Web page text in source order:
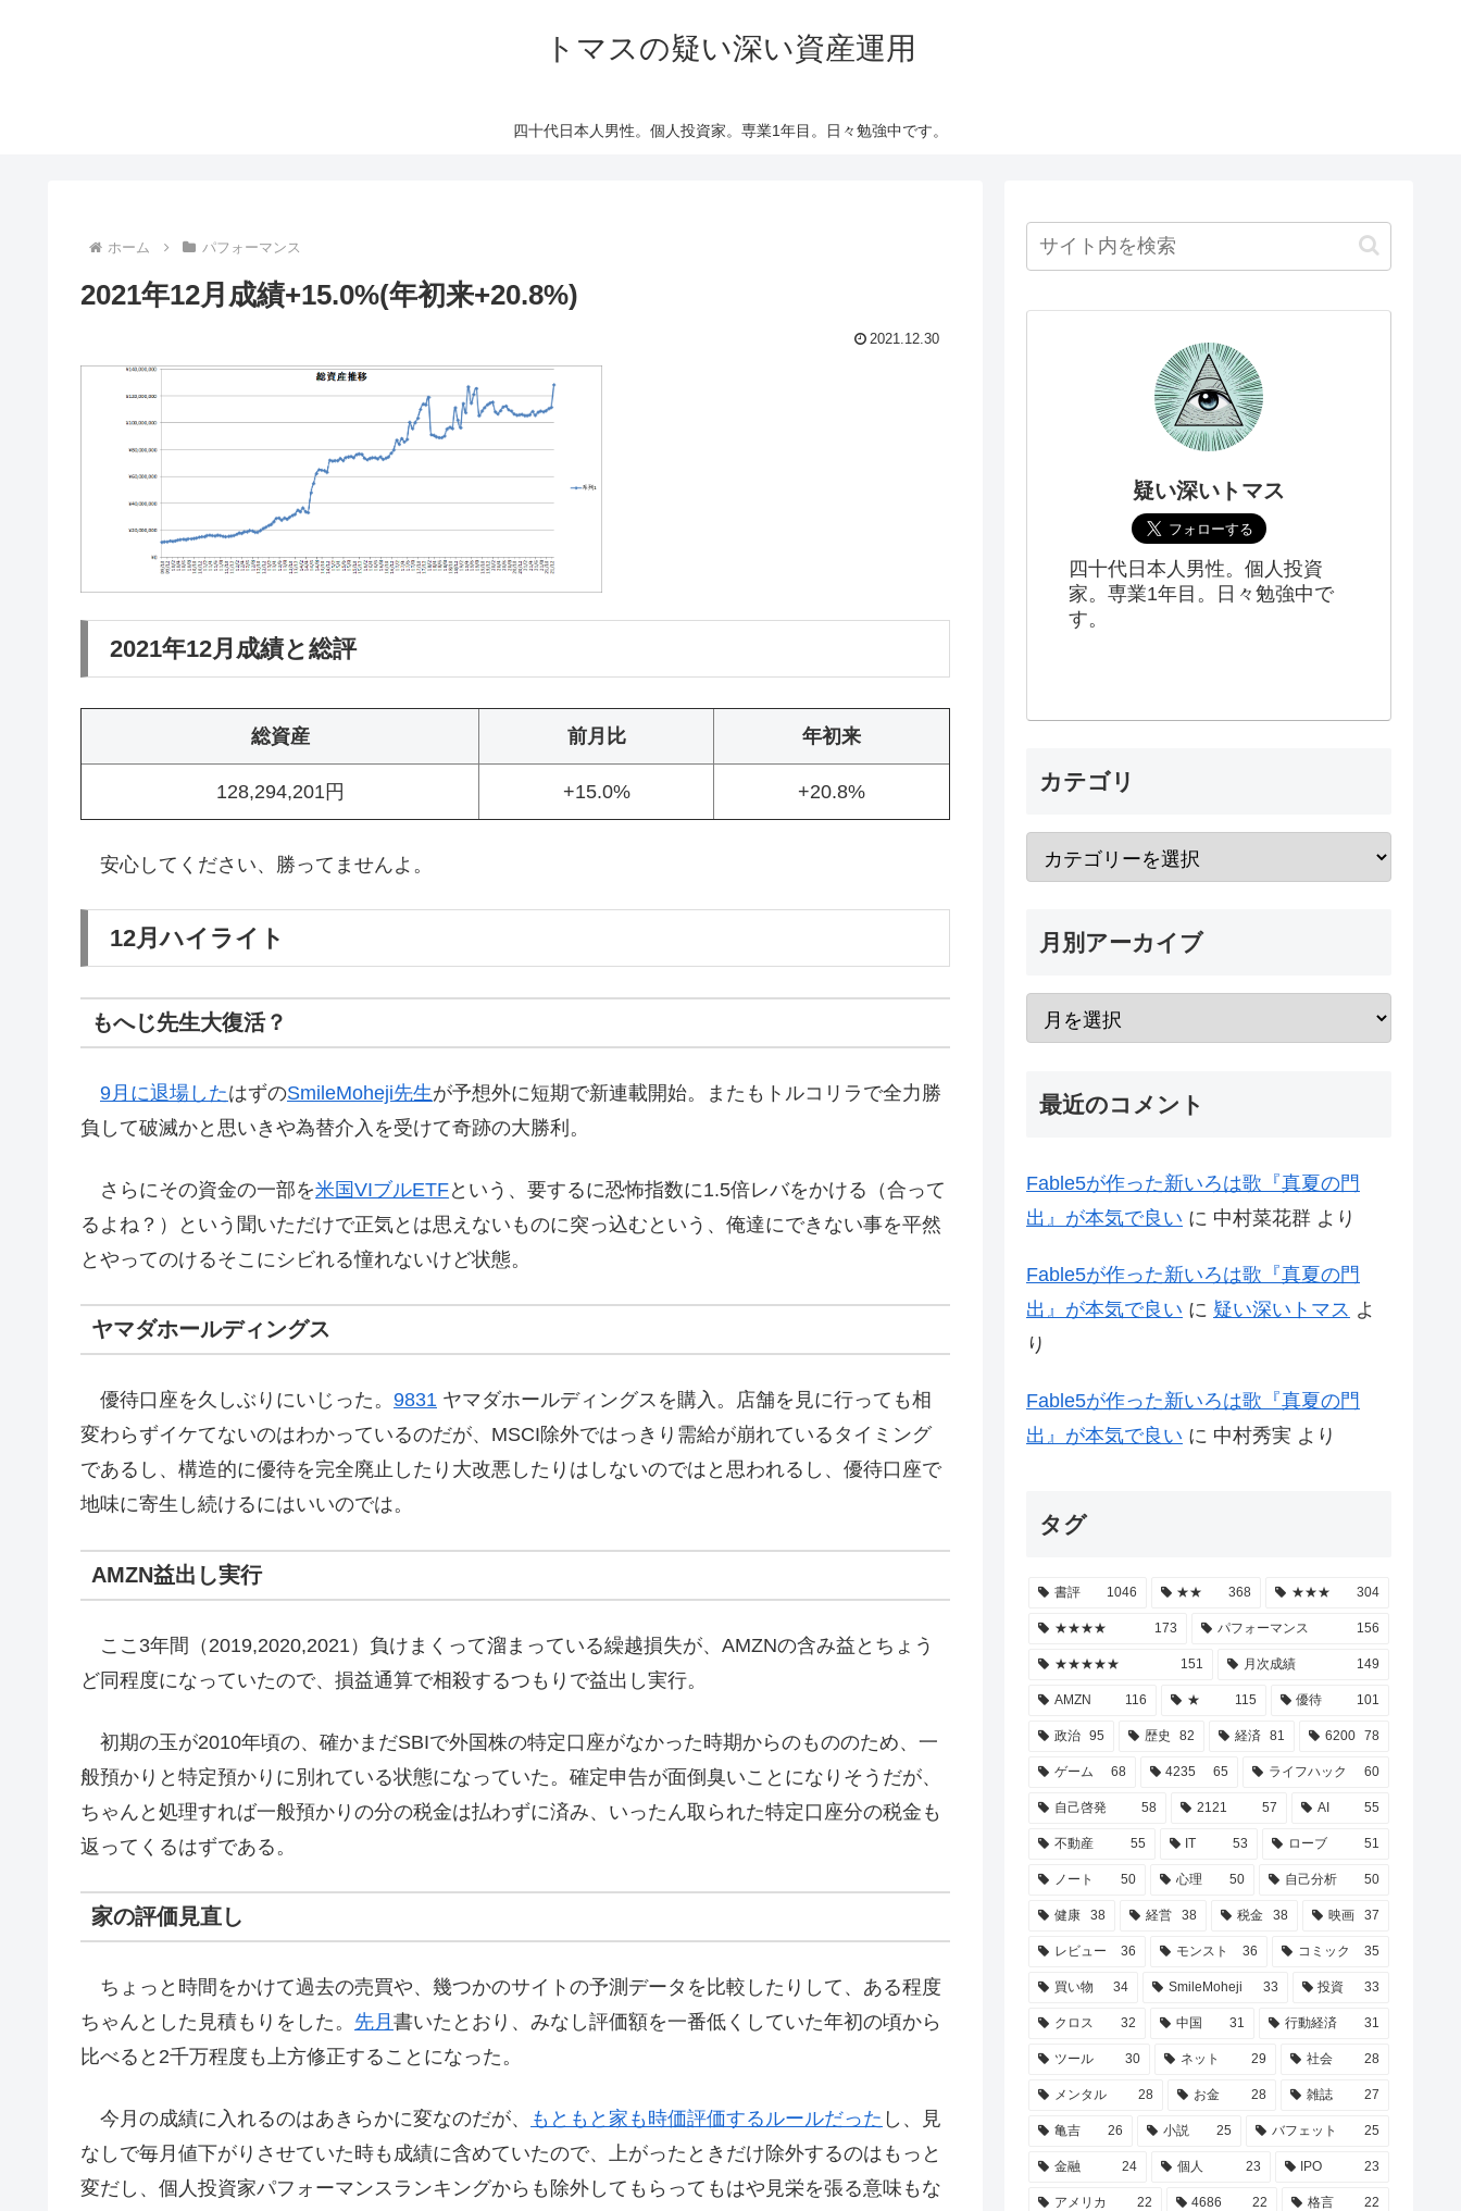
トマスの疑い深い資産運用
四十代日本人男性。個人投資家。専業1年目。日々勉強中です。
ホーム パフォーマンス
2021年12月成績+15.0%(年初来+20.8%)
2021.12.30
2021年12月成績と総評
総資産 前月比 年初来
128,294,201円 +15.0% +20.8%
安心してください、勝ってませんよ。
12月ハイライト
もへじ先生大復活？
9月に退場したはずのSmileMoheji先生が予想外に短期で新連載開始。またもトルコリラで全力勝
負して破滅かと思いきや為替介入を受けて奇跡の大勝利。
さらにその資金の一部を米国VIブルETFという、要するに恐怖指数に1.5倍レバをかける（合って
るよね？）という聞いただけで正気とは思えないものに突っ込むという、俺達にできない事を平然
とやってのけるそこにシビれる憧れないけど状態。
ヤマダホールディングス
優待口座を久しぶりにいじった。 9831 ヤマダホールディングスを購入。店舗を見に行っても相
変わらずイケてないのはわかっているのだが、MSCI除外ではっきり需給が崩れているタイミング
であるし、構造的に優待を完全廃止したり大改悪したりはしないのではと思われるし、優待口座で
地味に寄生し続けるにはいいのでは。
AMZN益出し実行
ここ3年間（2019,2020,2021）負けまくって溜まっている繰越損失が、AMZNの含み益とちょう
ど同程度になっていたので、損益通算で相殺するつもりで益出し実行。
初期の玉が2010年頃の、確かまだSBIで外国株の特定口座がなかった時期からのもののため、一
般預かりと特定預かりに別れている状態になっていた。確定申告が面倒臭いことになりそうだが、
ちゃんと処理すれば一般預かりの分の税金は払わずに済み、いったん取られた特定口座分の税金も
返ってくるはずである。
家の評価見直し
ちょっと時間をかけて過去の売買や、幾つかのサイトの予測データを比較したりして、ある程度
ちゃんとした見積もりをした。 先月 書いたとおり、みなし評価額を一番低くしていた年初の頃から
比べると2千万程度も上方修正することになった。
今月の成績に入れるのはあきらかに変なのだが、 もともと家も時価評価するルールだった し、見
なしで毎月値下がりさせていた時も成績に含めていたので、上がったときだけ除外するのはもっと
変だし、個人投資家パフォーマンスランキングからも除外してもらってもはや見栄を張る意味もな
疑い深いトマス
四十代日本人男性。個人投資
家。専業1年目。日々勉強中で
す。
カテゴリ
月別アーカイブ
最近のコメント
Fable5が作った新いろは歌『真夏の門
出』が本気で良い に 中村菜花群 より
Fable5が作った新いろは歌『真夏の門
出』が本気で良い に 疑い深いトマス よ
り
Fable5が作った新いろは歌『真夏の門
出』が本気で良い に 中村秀実 より
タグ
書評 1046 ★★ 368 ★★★ 304
★★★★ 173 パフォーマンス 156
★★★★★ 151 月次成績 149
AMZN 116 ★ 115 優待 101
政治 95 歴史 82 経済 81 6200 78
ゲーム 68 4235 65 ライフハック 60
自己啓発 58 2121 57 AI 55
不動産 55 IT 53 ローブ 51
ノート 50 心理 50 自己分析 50
健康 38 経営 38 税金 38 映画 37
レビュー 36 モンスト 36 コミック 35
買い物 34 SmileMoheji 33 投資 33
クロス 32 中国 31 行動経済 31
ツール 30 ネット 29 社会 28
メンタル 28 お金 28 雑誌 27
亀吉 26 小説 25 バフェット 25
金融 24 個人 23 IPO 23
アメリカ 22 4686 22 格言 22